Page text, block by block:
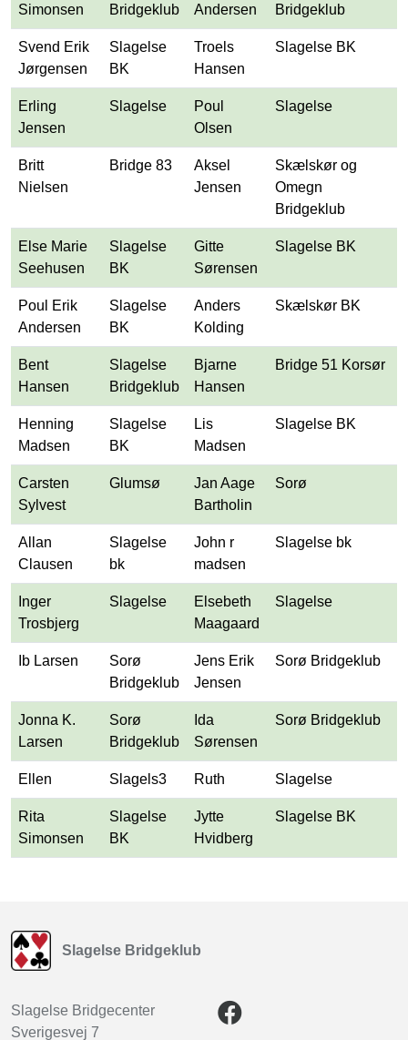
Simonsen
Bridgeklub
Andersen
Bridgeklub
Svend Erik
Jørgensen
Slagelse
BK
Troels
Hansen
Slagelse BK
Erling
Jensen
Slagelse
Poul
Olsen
Slagelse
Britt
Nielsen
Bridge 83
Aksel
Jensen
Skælskør og
Omegn
Bridgeklub
Else Marie
Seehusen
Slagelse
BK
Gitte
Sørensen
Slagelse BK
Poul Erik
Andersen
Slagelse
BK
Anders
Kolding
Skælskør BK
Bent
Hansen
Slagelse
Bridgeklub
Bjarne
Hansen
Bridge 51 Korsør
Henning
Madsen
Slagelse
BK
Lis
Madsen
Slagelse BK
Carsten
Sylvest
Glumsø
Jan Aage
Bartholin
Sorø
Allan
Clausen
Slagelse
bk
John r
madsen
Slagelse bk
Inger
Trosbjerg
Slagelse
Elsebeth
Maagaard
Slagelse
Ib Larsen
Sorø
Bridgeklub
Jens Erik
Jensen
Sorø Bridgeklub
Jonna K.
Larsen
Sorø
Bridgeklub
Ida
Sørensen
Sorø Bridgeklub
Ellen Slagels3 Ruth Slagelse
Rita
Simonsen
Slagelse
BK
Jytte
Hvidberg
Slagelse BK
Slagelse Bridgeklub
Slagelse Bridgecenter
Sverigesvej 7